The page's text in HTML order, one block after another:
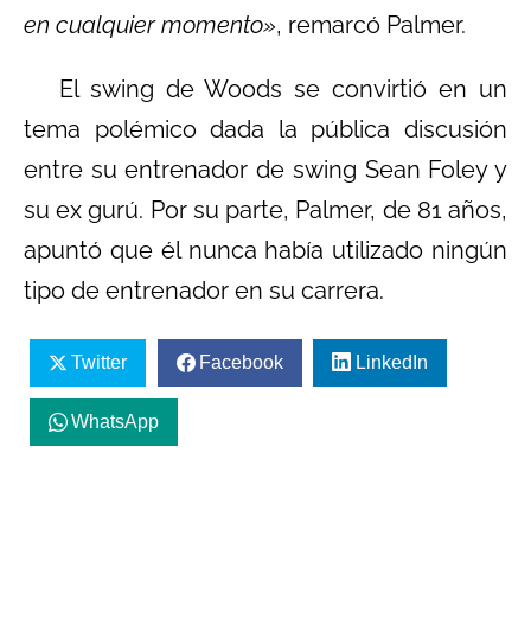
en cualquier momento», remarcó Palmer.
El swing de Woods se convirtió en un
tema polémico dada la pública discusión
entre su entrenador de swing Sean Foley y
su ex gurú. Por su parte, Palmer, de 81 años,
apuntó que él nunca había utilizado ningún
tipo de entrenador en su carrera.
Twitter Facebook LinkedIn
WhatsApp